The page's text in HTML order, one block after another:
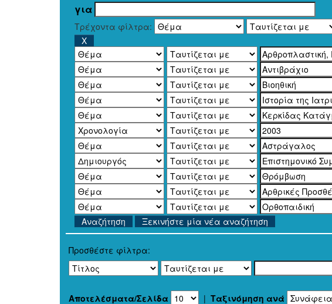
για
Τρέχοντα φίλτρα:
Ξεκινήστε μία νέα αναζήτηση
Προσθέστε φίλτρα:
Αποτελέσματα/Σελίδα | Ταξινόμηση ανά